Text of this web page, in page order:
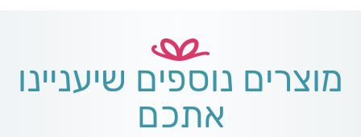
מוצרים נוספים שיעניינו
אתכם